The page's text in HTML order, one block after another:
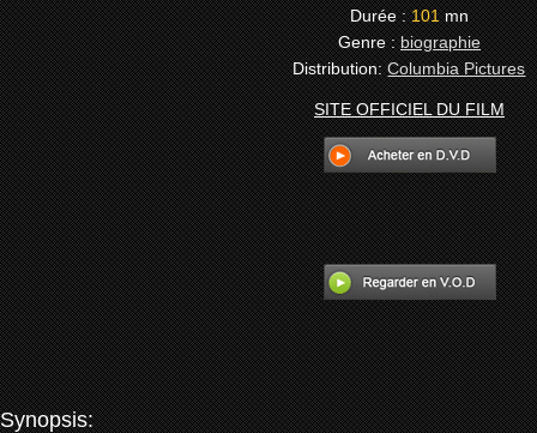
Durée :101mn
Genre :biographie
Distribution: Columbia Pictures
SITE OFFICIEL DU FILM
Synopsis: